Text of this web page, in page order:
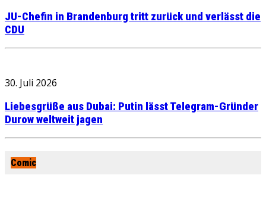
JU-Chefin in Brandenburg tritt zurück und verlässt die
CDU
30. Juli 2026
Liebesgrüße aus Dubai: Putin lässt Telegram-Gründer
Durow weltweit jagen
Comic